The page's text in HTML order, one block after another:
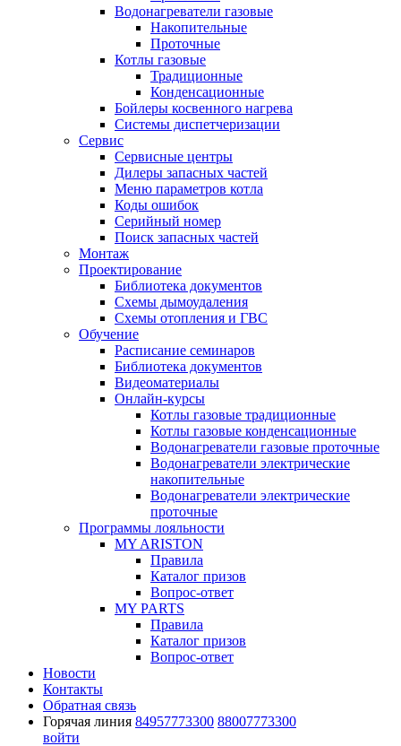
Водонагреватели газовые
Накопительные
Проточные
Котлы газовые
Традиционные
Конденсационные
Бойлеры косвенного нагрева
Системы диспетчеризации
Сервис
Сервисные центры
Дилеры запасных частей
Меню параметров котла
Коды ошибок
Серийный номер
Поиск запасных частей
Монтаж
Проектирование
Библиотека документов
Схемы дымоудаления
Схемы отопления и ГВС
Обучение
Расписание семинаров
Библиотека документов
Видеоматериалы
Онлайн-курсы
Котлы газовые традиционные
Котлы газовые конденсационные
Водонагреватели газовые проточные
Водонагреватели электрические
накопительные
Водонагреватели электрические
проточные
Программы лояльности
MY ARISTON
Правила
Каталог призов
Вопрос-ответ
MY PARTS
Правила
Каталог призов
Вопрос-ответ
Новости
Контакты
Обратная связь
Горячая линия 84957773300 88007773300
войти